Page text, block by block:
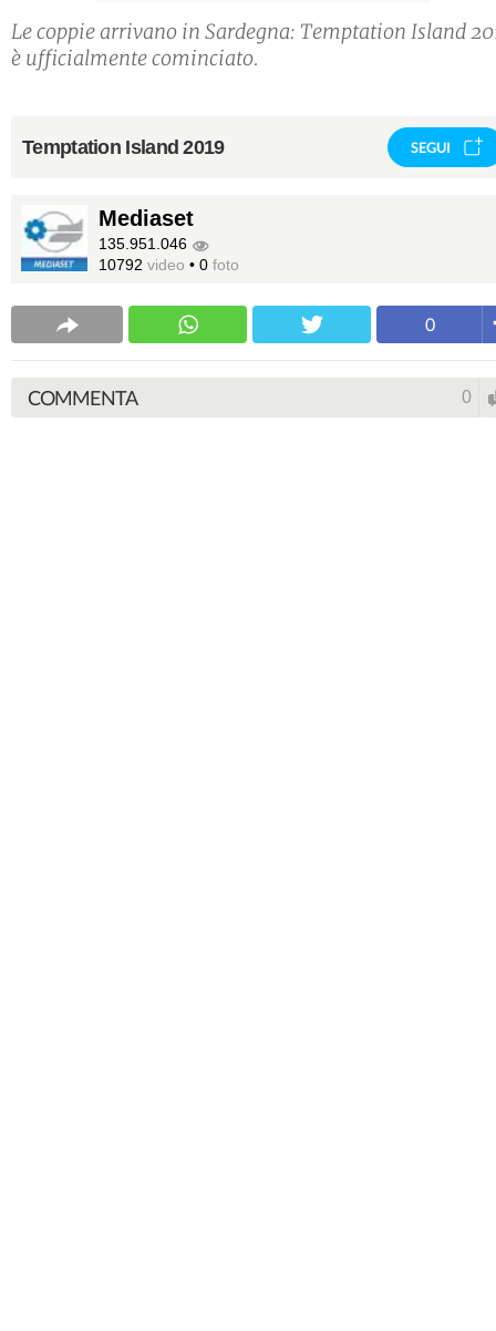
Le coppie arrivano in Sardegna: Temptation Island
è ufficialmente cominciato.
Temptation Island 2019 SEGUI
Mediaset
135.951.046
10792 video • 0 foto
0
COMMENTA 0